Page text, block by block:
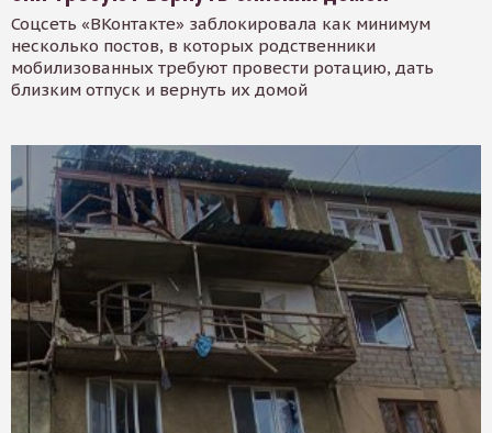
Соцсеть «ВКонтакте» заблокировала как минимум
несколько постов, в которых родственники
мобилизованных требуют провести ротацию, дать
близким отпуск и вернуть их домой